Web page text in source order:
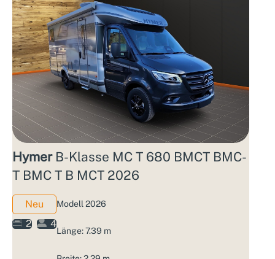
HymerB-Klasse MC T 680 BMCT BMC-
T BMC T B MCT 2026
Neu
2
4
Modell 2026
Länge: 7.39 m